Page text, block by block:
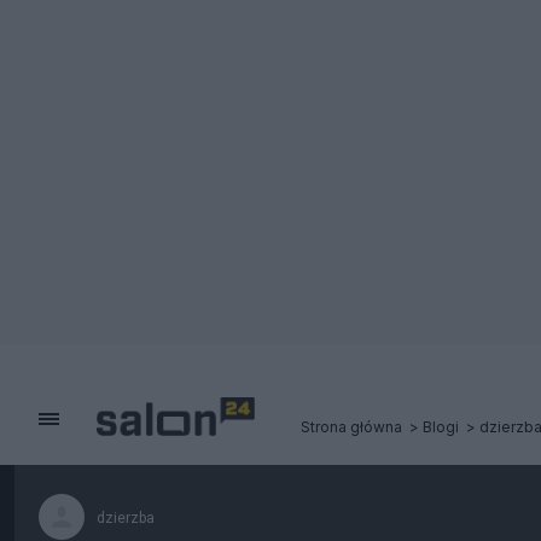
Strona główna Blogi dzierzba
dzierzba